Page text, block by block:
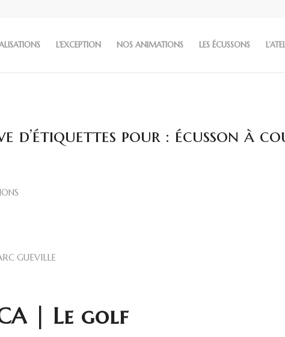
L’EXCEPTION NOS ANIMATIONS LES ÉCUSSONS
d’étiquettes pour : écusson à
GUEVILLE
| Le golf